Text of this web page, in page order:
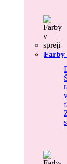
Farby